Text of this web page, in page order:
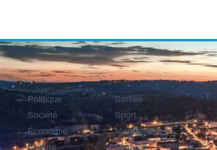
Rubriques
Politique
Société
Économie
Culture
Sorties
Sport
Magazine
Légales